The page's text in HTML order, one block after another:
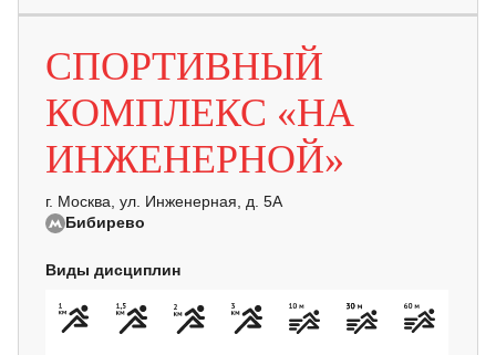
СПОРТИВНЫЙ
КОМПЛЕКС «НА
ИНЖЕНЕРНОЙ»
г. Москва, ул. Инженерная, д. 5А
Бибирево
Виды дисциплин